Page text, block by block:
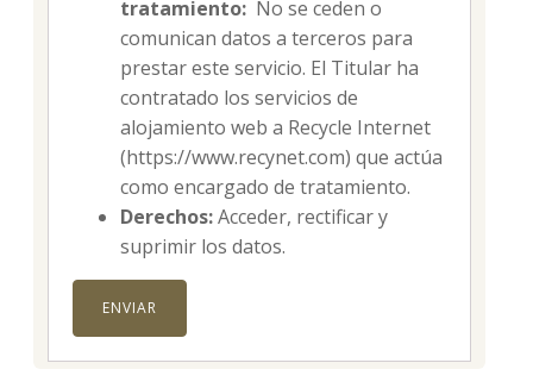
tratamiento: No se ceden o
comunican datos a terceros para
prestar este servicio. El Titular ha
contratado los servicios de
alojamiento web a Recycle Internet
(https://www.recynet.com) que actúa
como encargado de tratamiento.
Derechos:Acceder, rectificar y
suprimir los datos.